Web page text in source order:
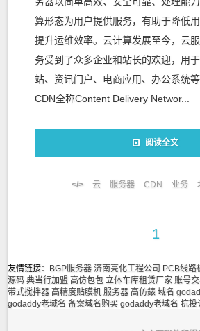
算形态为用户提供服务，有助于降低用
提升运维效率。云计算发展至今，云
务受到了众多企业和站长的欢迎，用
站、资讯门户、电商应用、办公系统等
CDN全称Content Delivery Networ...
阅读全文
云 服务器 CDN 业务
1
友情链接： BGP服务器 济南亮化工程公司 PCB线路
源码 典当行加盟 高仿包包 立体车库租赁厂家 账号
带式搅拌器 高精度贴膜机 服务器 高仿錶 域名
godaddy老域名 备案域名购买 godaddy老域名 抗投